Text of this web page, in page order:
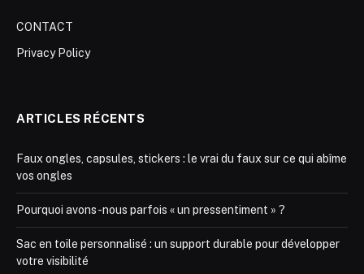
CONTACT
Privacy Policy
ARTICLES RÉCENTS
Faux ongles, capsules, stickers : le vrai du faux sur ce qui abîme
vos ongles
Pourquoi avons-nous parfois « un pressentiment » ?
Sac en toile personnalisé : un support durable pour développer
votre visibilité